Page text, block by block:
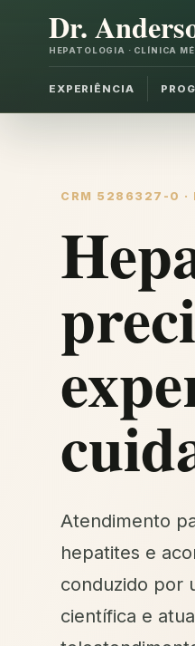
Dr.
HEPATOLOGIA · CLÍNICA
EXPERIÊNCIA
CRM 5286327-0 ·
Atendimento
hepatites e
conduzido por
científica e